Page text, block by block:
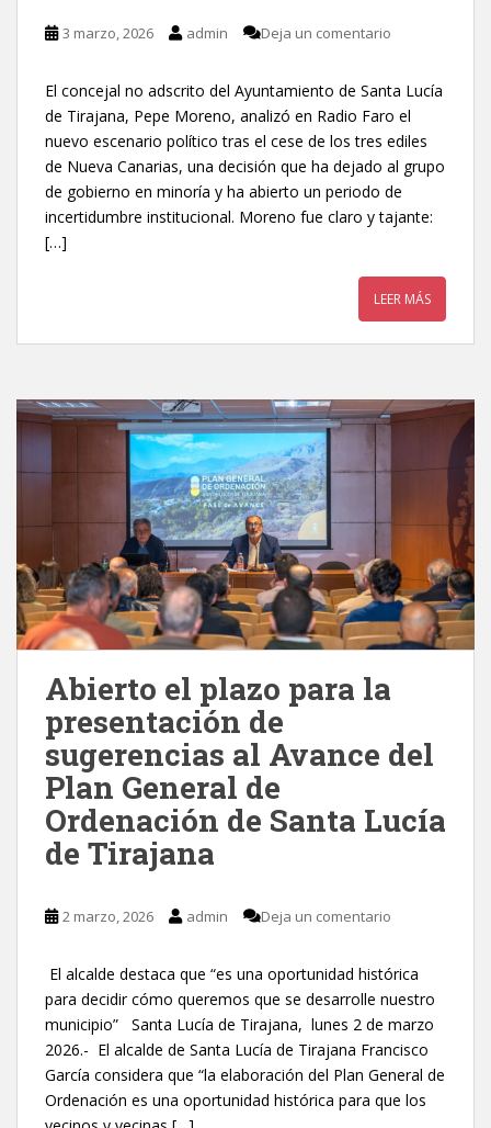
3 marzo, 2026 admin Deja un comentario
El concejal no adscrito del Ayuntamiento de Santa Lucía
de Tirajana, Pepe Moreno, analizó en Radio Faro el
nuevo escenario político tras el cese de los tres ediles
de Nueva Canarias, una decisión que ha dejado al grupo
de gobierno en minoría y ha abierto un periodo de
incertidumbre institucional. Moreno fue claro y tajante:
[…]
LEER MÁS
Abierto el plazo para la
presentación de
sugerencias al Avance del
Plan General de
Ordenación de Santa Lucía
de Tirajana
2 marzo, 2026 admin Deja un comentario
El alcalde destaca que “es una oportunidad histórica
para decidir cómo queremos que se desarrolle nuestro
municipio” Santa Lucía de Tirajana, lunes 2 de marzo
2026.- El alcalde de Santa Lucía de Tirajana Francisco
García considera que “la elaboración del Plan General de
Ordenación es una oportunidad histórica para que los